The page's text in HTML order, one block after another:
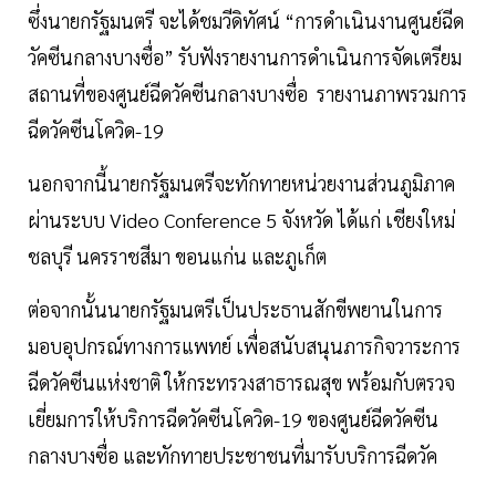
ซึ่งนายกรัฐมนตรี จะได้ชมวีดิทัศน์ “การดําเนินงานศูนย์ฉีด
วัคซีนกลางบางซื่อ” รับฟังรายงานการดําเนินการจัดเตรียม
สถานที่ของศูนย์ฉีดวัคซีนกลางบางซื่อ รายงานภาพรวมการ
ฉีดวัคซีนโควิด-19
นอกจากนี้นายกรัฐมนตรีจะทักทายหน่วยงานส่วนภูมิภาค
ผ่านระบบ Video Conference 5 จังหวัด ได้แก่ เชียงใหม่
ชลบุรี นครราชสีมา ขอนแก่น และภูเก็ต
ต่อจากนั้นนายกรัฐมนตรีเป็นประธานสักขีพยานในการ
มอบอุปกรณ์ทางการแพทย์ เพื่อสนับสนุนภารกิจวาระการ
ฉีดวัคซีนแห่งชาติ ให้กระทรวงสาธารณสุข พร้อมกับตรวจ
เยี่ยมการให้บริการฉีดวัคซีนโควิด-19 ของศูนย์ฉีดวัคซีน
กลางบางซื่อ และทักทายประชาชนที่มารับบริการฉีดวัค